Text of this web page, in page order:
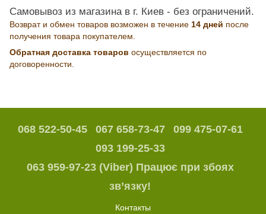
Самовывоз из магазина в г. Киев - без ограничений.
Возврат и обмен товаров возможен в течение 14 дней после
получения товара покупателем.
Обратная доставка товаров осуществляется по
договоренности.
068 522-50-45 067 658-73-47
099 475-07-61
093 199-25-33
063 959-97-23 (Viber) Працює при збоях
зв’язку!
Контакты